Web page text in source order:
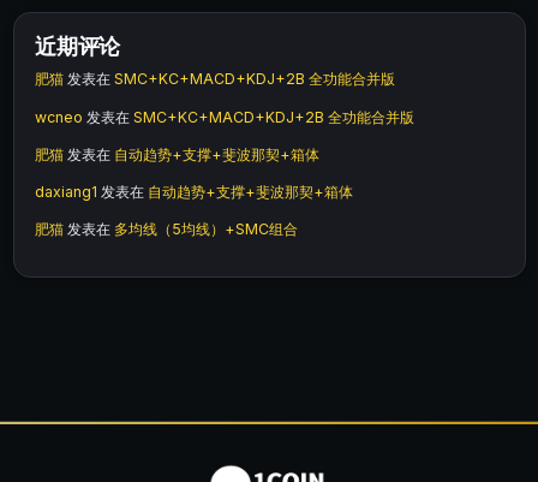
近期评论
肥猫 发表在 SMC+KC+MACD+KDJ+2B 全功能合并版
wcneo 发表在 SMC+KC+MACD+KDJ+2B 全功能合并版
肥猫 发表在 自动趋势+支撑+斐波那契+箱体
daxiang1 发表在 自动趋势+支撑+斐波那契+箱体
肥猫 发表在 多均线（5均线）+SMC组合